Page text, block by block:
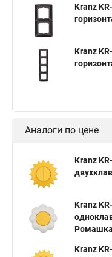
Kranz
Kranz
Аналоги по цене
Kranz
Kranz
Ромашка
Kranz